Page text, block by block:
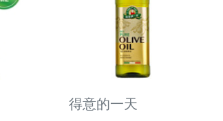
得意的一天